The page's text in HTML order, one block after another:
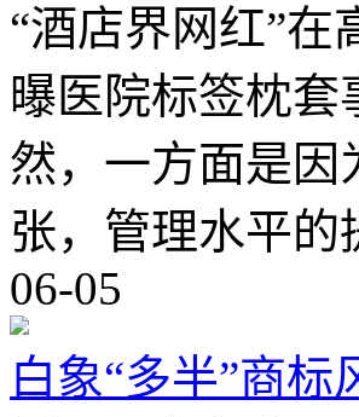
“酒店界网红”
曝医院标签枕
然，一方面是因
张，管理水平
06-05
白象“多半”商